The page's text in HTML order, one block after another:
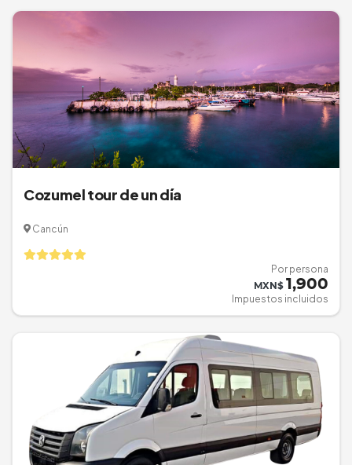
Cozumel tour de un día
Cancún
Por persona
MXN$ 1,900
Impuestos incluidos